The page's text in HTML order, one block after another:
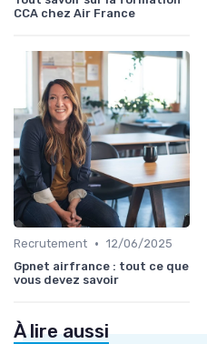
CCA chez Air France
Recrutement • 12/06/2025
Gpnet airfrance : tout ce que
vous devez savoir
À lire aussi